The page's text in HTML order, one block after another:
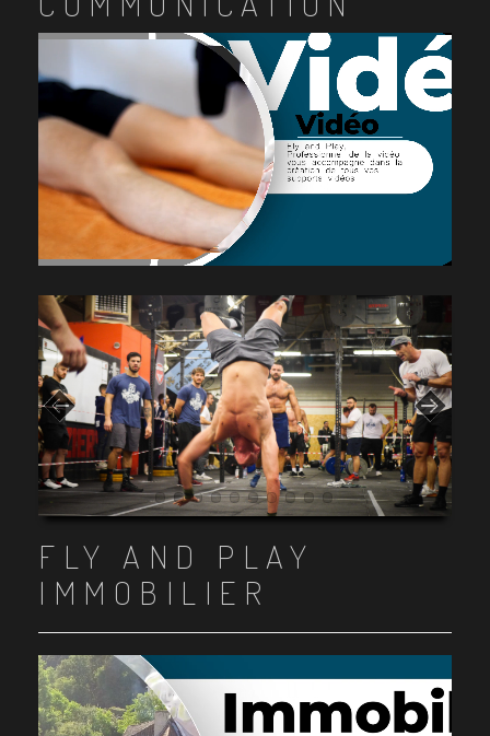
Item 1
Item 2
Item 3
Item 4
Item 5
Item 6
Item 7
Item 8
Item 9
Item 10
FLY AND PLAY
IMMOBILIER